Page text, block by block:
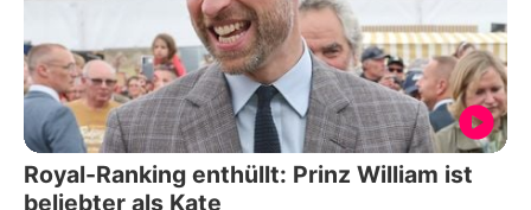
Royal-Ranking enthüllt: Prinz William ist
beliebter als Kate